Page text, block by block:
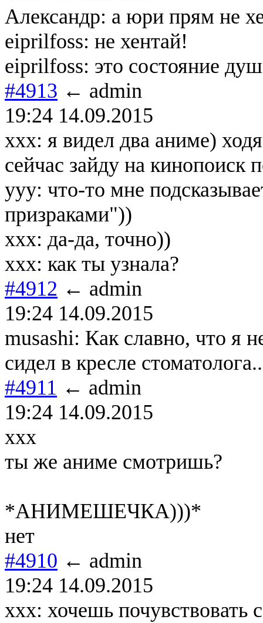
Александр: а юри прям не
eiprilfoss: не хентай!
eiprilfoss: это состояние
#4913 ← admin
19:24 14.09.2015
ххх: я видел два аниме)
сейчас зайду на кинопоиск
ууу: что-то мне
призраками"))
ххх: да-да, точно))
ххх: как ты узнала?
#4912 ← admin
19:24 14.09.2015
musashi: Как славно, что я
сидел в кресле
#4911 ← admin
19:24 14.09.2015
xxx
ты же аниме смотришь?
*АНИМЕШЕЧКА)))*
нет
#4910 ← admin
19:24 14.09.2015
ххх: хочешь